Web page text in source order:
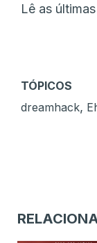
Lê as
TÓPICOS
dreamhack,